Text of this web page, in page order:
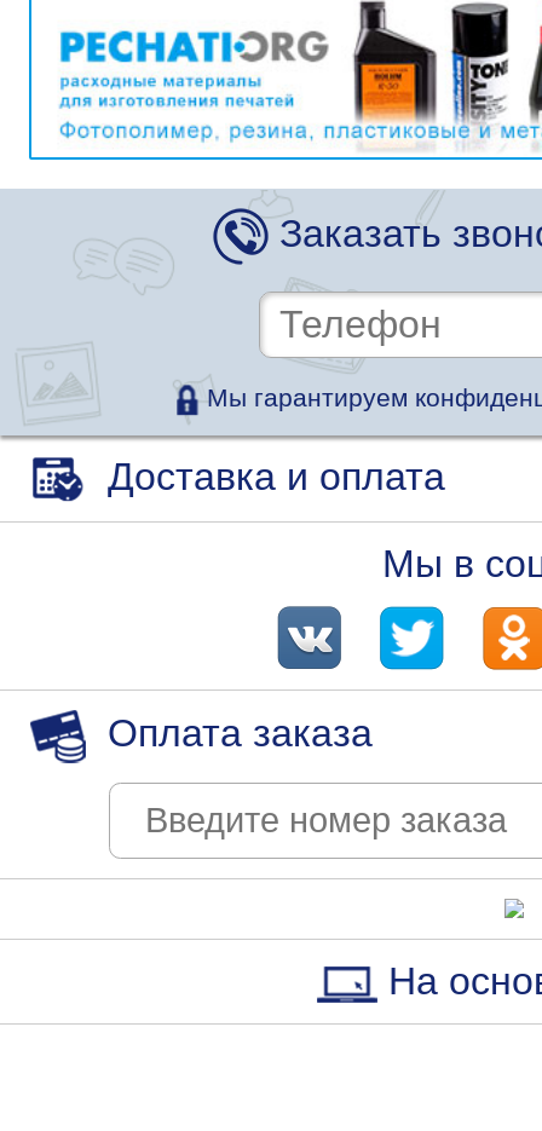
Заказать
Мы гарантируем
Доставка и оплата
Мы в
Оплата заказа
На